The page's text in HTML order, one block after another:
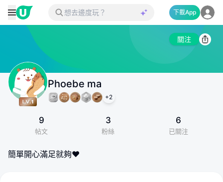
下載App
關注
Phoebe ma
+2
9
帖文
3
粉絲
6
已關注
簡單開心滿足就夠❤️